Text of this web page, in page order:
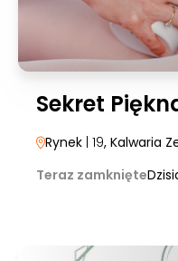
Sekret
Rynek | 19, Kalwaria
Teraz zamknięte